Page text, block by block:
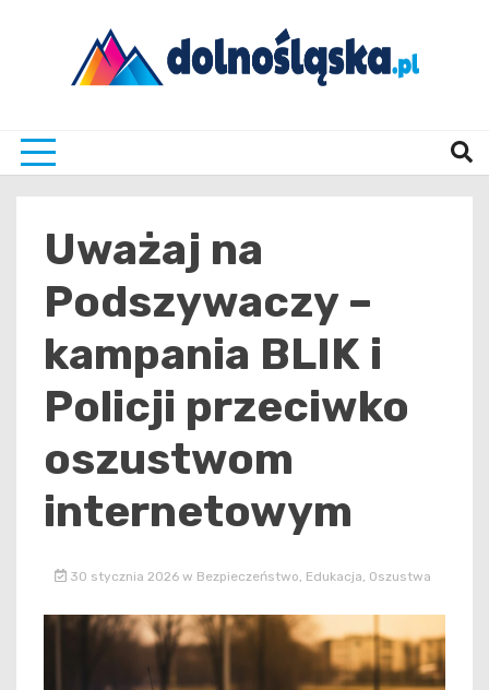
Uważaj na
Podszywaczy –
kampania BLIK i
Policji przeciwko
oszustwom
internetowym
30 stycznia 2026 w Bezpieczeństwo Edukacja Oszustwa